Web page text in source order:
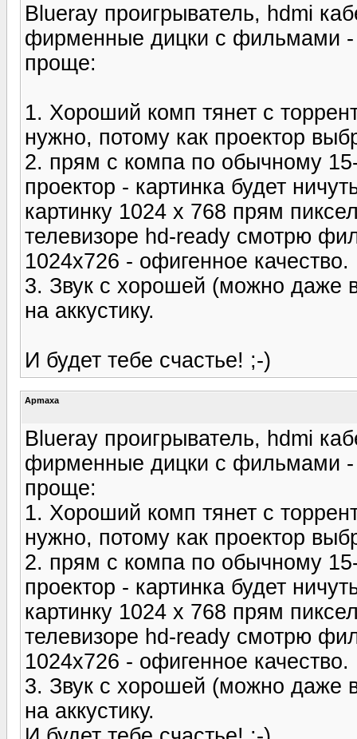
Blueray проигрыватель, hdmi
фирменные дицки с фильмами -
проще:
1. Хороший комп тянет с
нужно, потому как проектор
2. прям с компа по обычному
проектор - картинка будет
картинку 1024 х 768 прям
телевизоре hd-ready смотрю
1024х726 - офигенное качество.
3. Звук с хорошей (можно даже
на аккустику.
И будет тебе счастье! ;-)
Apmaxa
Blueray проигрыватель, hdmi
фирменные дицки с фильмами -
проще:
1. Хороший комп тянет с
нужно, потому как проектор
2. прям с компа по обычному
проектор - картинка будет
картинку 1024 х 768 прям
телевизоре hd-ready смотрю
1024х726 - офигенное качество.
3. Звук с хорошей (можно даже
на аккустику.